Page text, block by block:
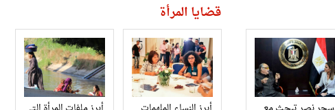
قضايا المرأة